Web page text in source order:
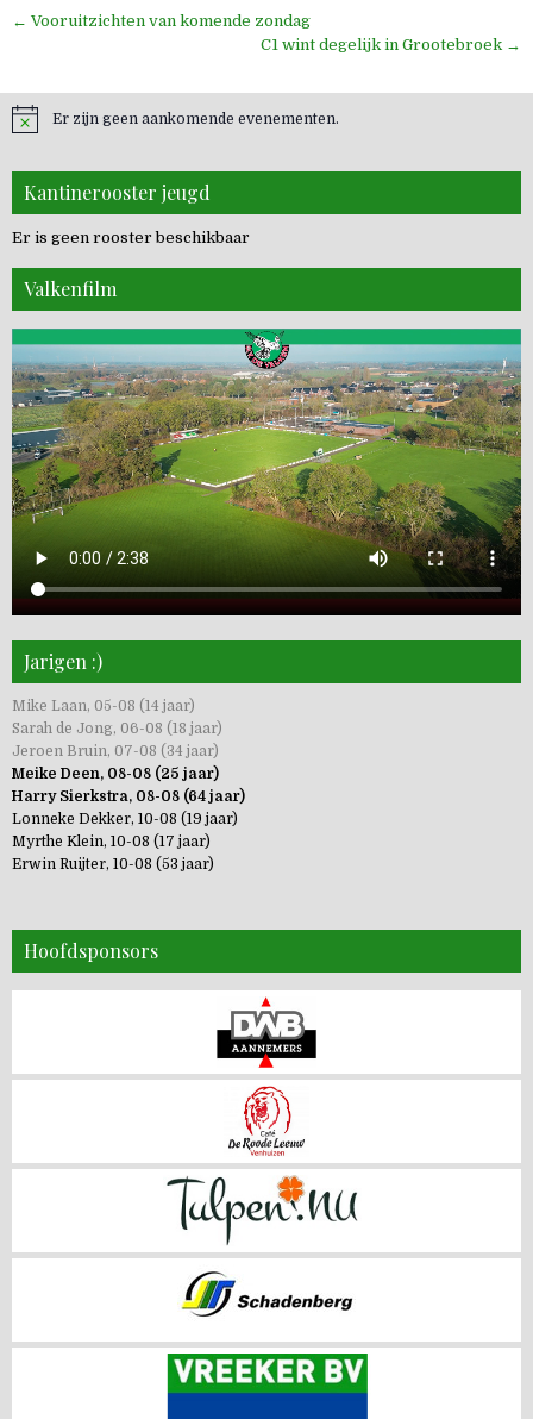
Bericht
← Vooruitzichten van komende zondag
C1 wint degelijk in Grootebroek →
Er zijn geen aankomende evenementen.
Kantinerooster jeugd
Er is geen rooster beschikbaar
Valkenfilm
Jarigen :)
Mike Laan, 05-08 (14 jaar)
Sarah de Jong, 06-08 (18 jaar)
Jeroen Bruin, 07-08 (34 jaar)
Meike Deen, 08-08 (25 jaar)
Harry Sierkstra, 08-08 (64 jaar)
Lonneke Dekker, 10-08 (19 jaar)
Myrthe Klein, 10-08 (17 jaar)
Erwin Ruijter, 10-08 (53 jaar)
Hoofdsponsors